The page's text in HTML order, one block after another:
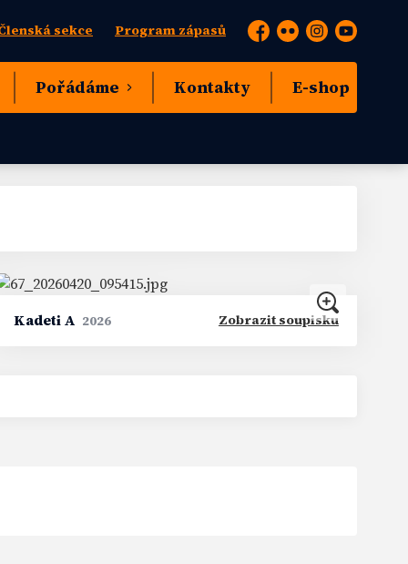
sekce Program zápasů Facebook
FlickrInstagram
YouTube
Pořádáme Kontakty E-shop
Kadeti A 2026 Zobrazit soupisku